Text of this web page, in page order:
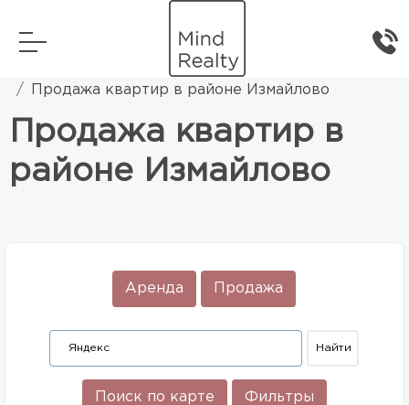
Элитная жилая недвижимость
Продажа квартир в районе Измайлово
Продажа квартир в
районе Измайлово
Аренда Продажа
Поиск по карте Фильтры